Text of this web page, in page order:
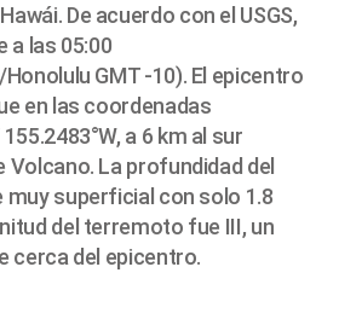
De acuerdo con el USGS,
a las 05:00
GMT -10). El epicentro
en las coordenadas
a 6 km al sur
Volcano. La profundidad del
superficial con solo 1.8
del terremoto fue III, un
cerca del epicentro.